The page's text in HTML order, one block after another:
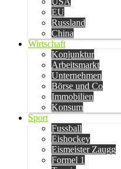
EU
Russland
China
Wirtschaft
Konjunktur
Arbeitsmarkt
Unternehmen
Börse und Co
Immobilien
Konsum
Sport
Fussball
Eishockey
Eismeister Zaugg
Formel 1